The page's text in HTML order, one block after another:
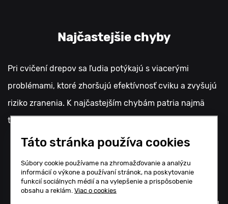
Najčastejšie chyby
Pri cvičení drepov sa ľudia potýkajú s viacerými
problémami, ktoré zhoršujú efektívnosť cviku a zvyšujú
riziko zranenia. K najčastejším chybám patria najmä
tieto:
Kolená vytočené dovnútra– môžu viesť k
preťaženiu kolenných väzov.
Táto stránka používa cookies
Súbory cookie používame na zhromažďovanie a analýzu
informácií o výkone a používaní stránok, na poskytovanie
funkcií sociálnych médií a na vylepšenie a prispôsobenie
obsahu a reklám. Viac o cookies